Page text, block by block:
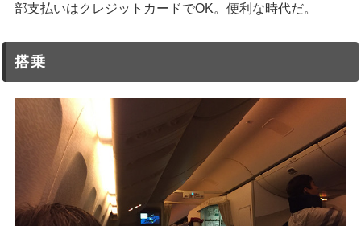
部支払いはクレジットカードでOK。便利な時代だ。
搭乗